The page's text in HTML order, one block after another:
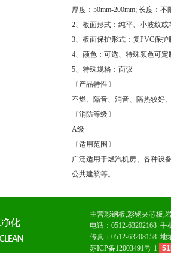
厚度：50mm-200mm; 长度：不
2、板面形式：纯平、小波纹或
3、板面保护形式：复PVC保护
4、颜色：可选、特殊颜色可定
5、特殊规格：面议
〔产品特性〕
不燃、隔音、消音、隔热较好
〔消防等级〕
A级
〔适用范围〕
广泛适用于燃汽机房、各种设
公共建筑等。
主营彩钢板,彩钢夹芯板,
电话：0512-63202168
传真：0512-63208158
苏ICP备12003491号-1